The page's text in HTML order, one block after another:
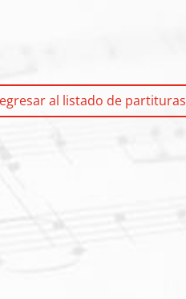
al listado de partituras